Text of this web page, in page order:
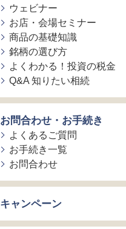
ウェビナー
お店・会場セミナー
商品の基礎知識
銘柄の選び方
よくわかる！投資の税金
Q&A 知りたい相続
お問合わせ・お手続き
よくあるご質問
お手続き一覧
お問合わせ
キャンペーン